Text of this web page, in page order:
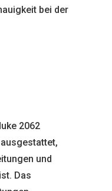
bei der
2062
und
Das